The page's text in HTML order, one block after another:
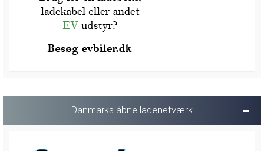
Danmarks åbne ladenetværk